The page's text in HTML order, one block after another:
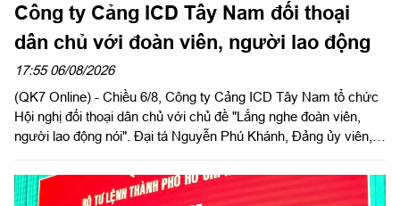
Công ty Cảng ICD Tây Nam đối thoại
dân chủ với đoàn viên, người lao động
17:55 06/08/2026
(QK7 Online) - Chiều 6/8, Công ty Cảng ICD Tây Nam tổ chức
Hội nghị đối thoại dân chủ với chủ đề "Lắng nghe đoàn viên,
người lao động nói". Đại tá Nguyễn Phú Khánh, Đảng ủy viên,
Thượng tá Nguyễn Ngọc Khánh, Giám đốc Công ty Cảng ICD
Tây Nam chủ trì hội nghị. Dự hội nghị có Đại tá Phạm Thị Thu